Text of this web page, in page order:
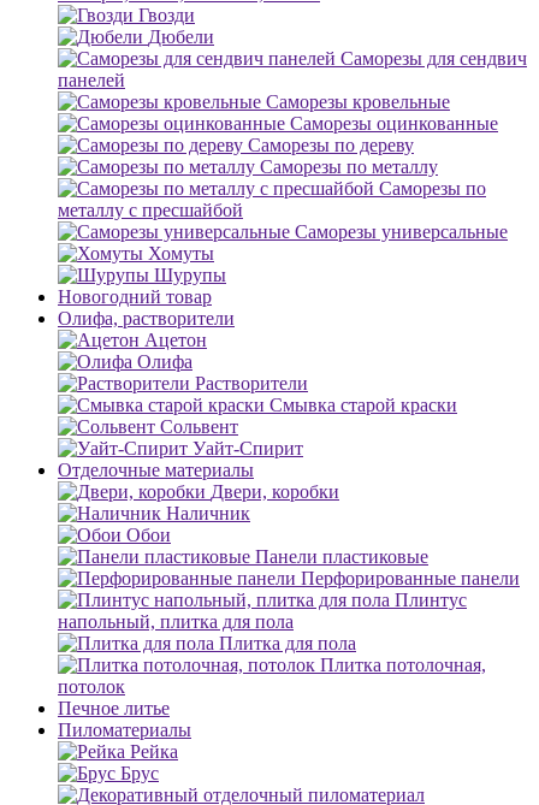
Гвозди
Дюбели
Саморезы для сендвич
панелей
Саморезы кровельные
Саморезы оцинкованные
Саморезы по дереву
Саморезы по металлу
Саморезы по
металлу с пресшайбой
Саморезы универсальные
Хомуты
Шурупы
Новогодний товар
Олифа, растворители
Ацетон
Олифа
Растворители
Смывка старой краски
Сольвент
Уайт-Спирит
Отделочные материалы
Двери, коробки
Наличник
Обои
Панели пластиковые
Перфорированные панели
Плинтус
напольный, плитка для пола
Плитка для пола
Плитка потолочная,
потолок
Печное литье
Пиломатериалы
Рейка
Брус